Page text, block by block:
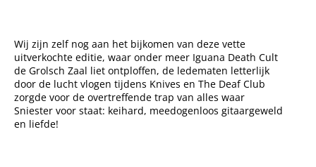
Wij zijn zelf nog aan het bijkomen van deze vette
uitverkochte editie, waar onder meer Iguana Death Cult
de Grolsch Zaal liet ontploffen, de ledematen letterlijk
door de lucht vlogen tijdens Knives en The Deaf Club
zorgde voor de overtreffende trap van alles waar
Sniester voor staat: keihard, meedogenloos gitaargeweld
en liefde!